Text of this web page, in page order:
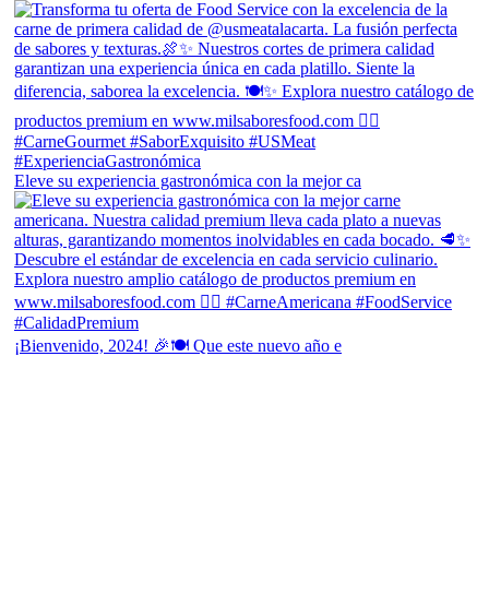
Eleve su experiencia gastronómica con la mejor ca
¡Bienvenido, 2024! 🎉🍽 Que este nuevo año e